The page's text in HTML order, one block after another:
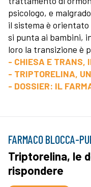
psicologo, e
il sistema è
si punta ai bambini,
loro la transizione è
- CHIESA E TRANS,
- TRIPTORELINA,
- DOSSIER: IL
FARMACO BLOCCA-
Triptorelina, le
rispondere